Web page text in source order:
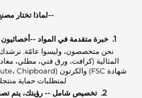
--لماذا تختار مصنع
خبرة متقدمة في المواد--أخصائيون في
نحن متخصصون، وليسوا عامّة. نرشدك لاختيار
(كرافت، ورق فني، مطلي، معاد
لمتطلبات حماية منتجك
تخصيص شامل -- رؤيتك، يتم تصنيعها